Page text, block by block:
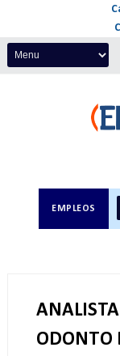
EMPLEOS
ODONTO